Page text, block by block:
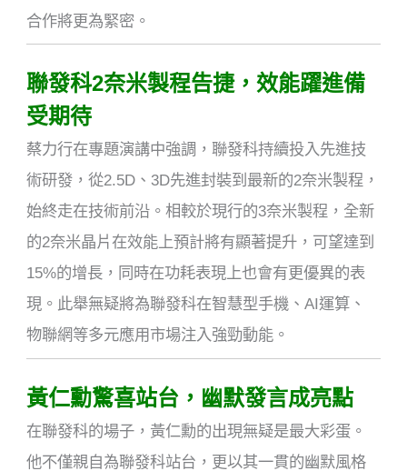
合作將更為緊密。
聯發科2奈米製程告捷，效能躍進備
受期待
蔡力行在專題演講中強調，聯發科持續投入先進技
術研發，從2.5D、3D先進封裝到最新的2奈米製程，
始終走在技術前沿。相較於現行的3奈米製程，全新
的2奈米晶片在效能上預計將有顯著提升，可望達到
15%的增長，同時在功耗表現上也會有更優異的表
現。此舉無疑將為聯發科在智慧型手機、AI運算、
物聯網等多元應用市場注入強勁動能。
黃仁勳驚喜站台，幽默發言成亮點
在聯發科的場子，黃仁勳的出現無疑是最大彩蛋。
他不僅親自為聯發科站台，更以其一貫的幽默風格